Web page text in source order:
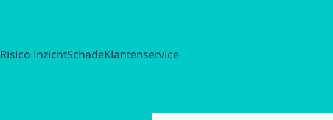
Risico inzichtSchadeKlantenservice